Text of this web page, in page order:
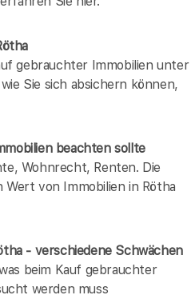
gebrauchter Immobilien unter
Sie sich absichern können,
beachten sollte
Wohnrecht, Renten. Die
Wert von Immobilien in Rötha
- verschiedene Schwächen
beim Kauf gebrauchter
werden muss